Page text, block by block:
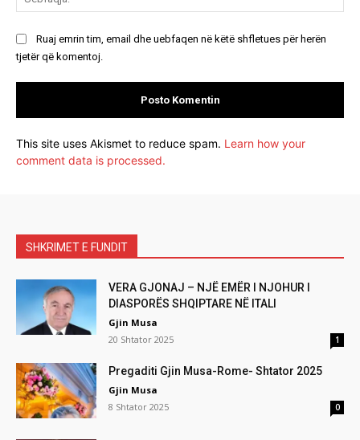
Ruaj emrin tim, email dhe uebfaqen në këtë shfletues për herën
tjetër që komentoj.
This site uses Akismet to reduce spam. Learn how your
comment data is processed.
SHKRIMET E FUNDIT
VERA GJONAJ – NJË EMËR I NJOHUR I
DIASPORËS SHQIPTARE NË ITALI
Gjin Musa
20 Shtator 2025
1
Pregaditi Gjin Musa-Rome- Shtator 2025
Gjin Musa
8 Shtator 2025
0